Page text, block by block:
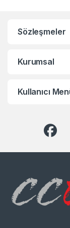
Sözleşmeler
Kurumsal
Kullanıcı